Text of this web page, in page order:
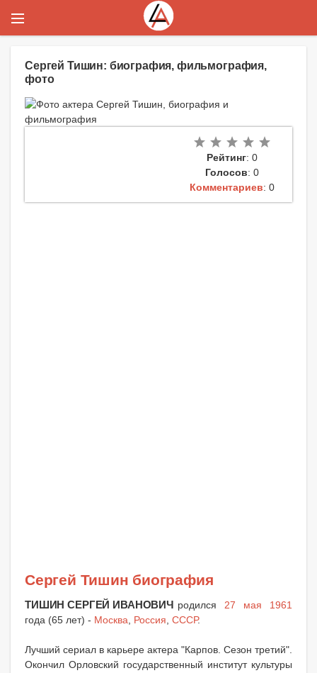
Сергей Тишин: биография, фильмография,
фото
Рейтинг: 0
Голосов: 0
Комментариев: 0
Сергей Тишин биография
ТИШИН СЕРГЕЙ ИВАНОВИЧ родился 27 мая 1961
года (65 лет) - Москва Россия СССР.
Лучший сериал в карьере актера "Карпов. Сезон третий".
Окончил Орловский государственный институт культуры